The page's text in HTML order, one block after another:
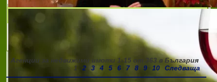
покупко-продажба на имоти
Агенции за недвижими имоти 1-15от 363 в България
1
2 3 4 5 6 7 8 9 10 Следваща